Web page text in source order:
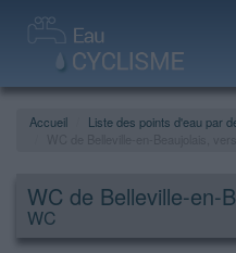
Accueil Liste des points d'eau par
WC de Belleville-en-
WC